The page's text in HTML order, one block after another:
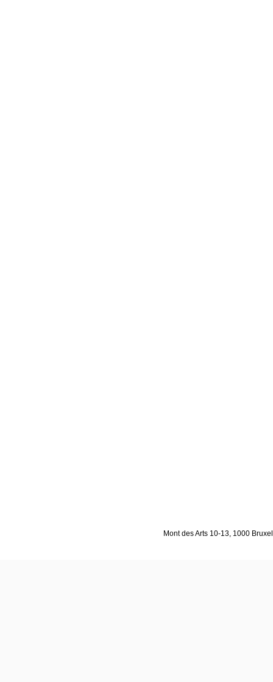
Mont des Arts 10-13, 1000